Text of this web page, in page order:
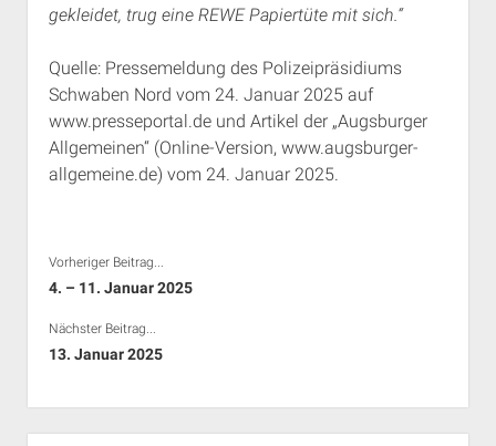
Rechte Termine München
Über a.i.d.a.
Bibliothek
Kontakt & PGP-Key
gekleidet, trug eine REWE Papiertüte mit sich.“
Quelle: Pressemeldung des Polizeipräsidiums
Schwaben Nord vom 24. Januar 2025 auf
www.presseportal.de und Artikel der „Augsburger
Allgemeinen“ (Online-Version, www.augsburger-
allgemeine.de) vom 24. Januar 2025.
Vorheriger Beitrag...
4. – 11. Januar 2025
Nächster Beitrag...
13. Januar 2025